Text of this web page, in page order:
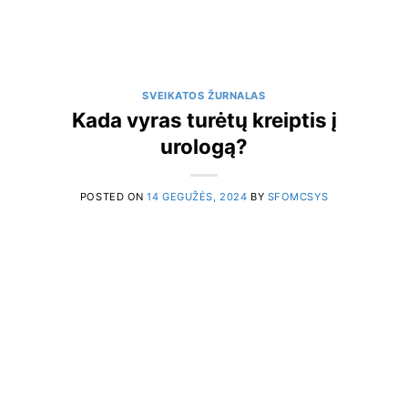
SVEIKATOS ŽURNALAS
Kada vyras turėtų kreiptis į
urologą?
POSTED ON14 GEGUŽĖS, 2024 BY SFOMCSYS